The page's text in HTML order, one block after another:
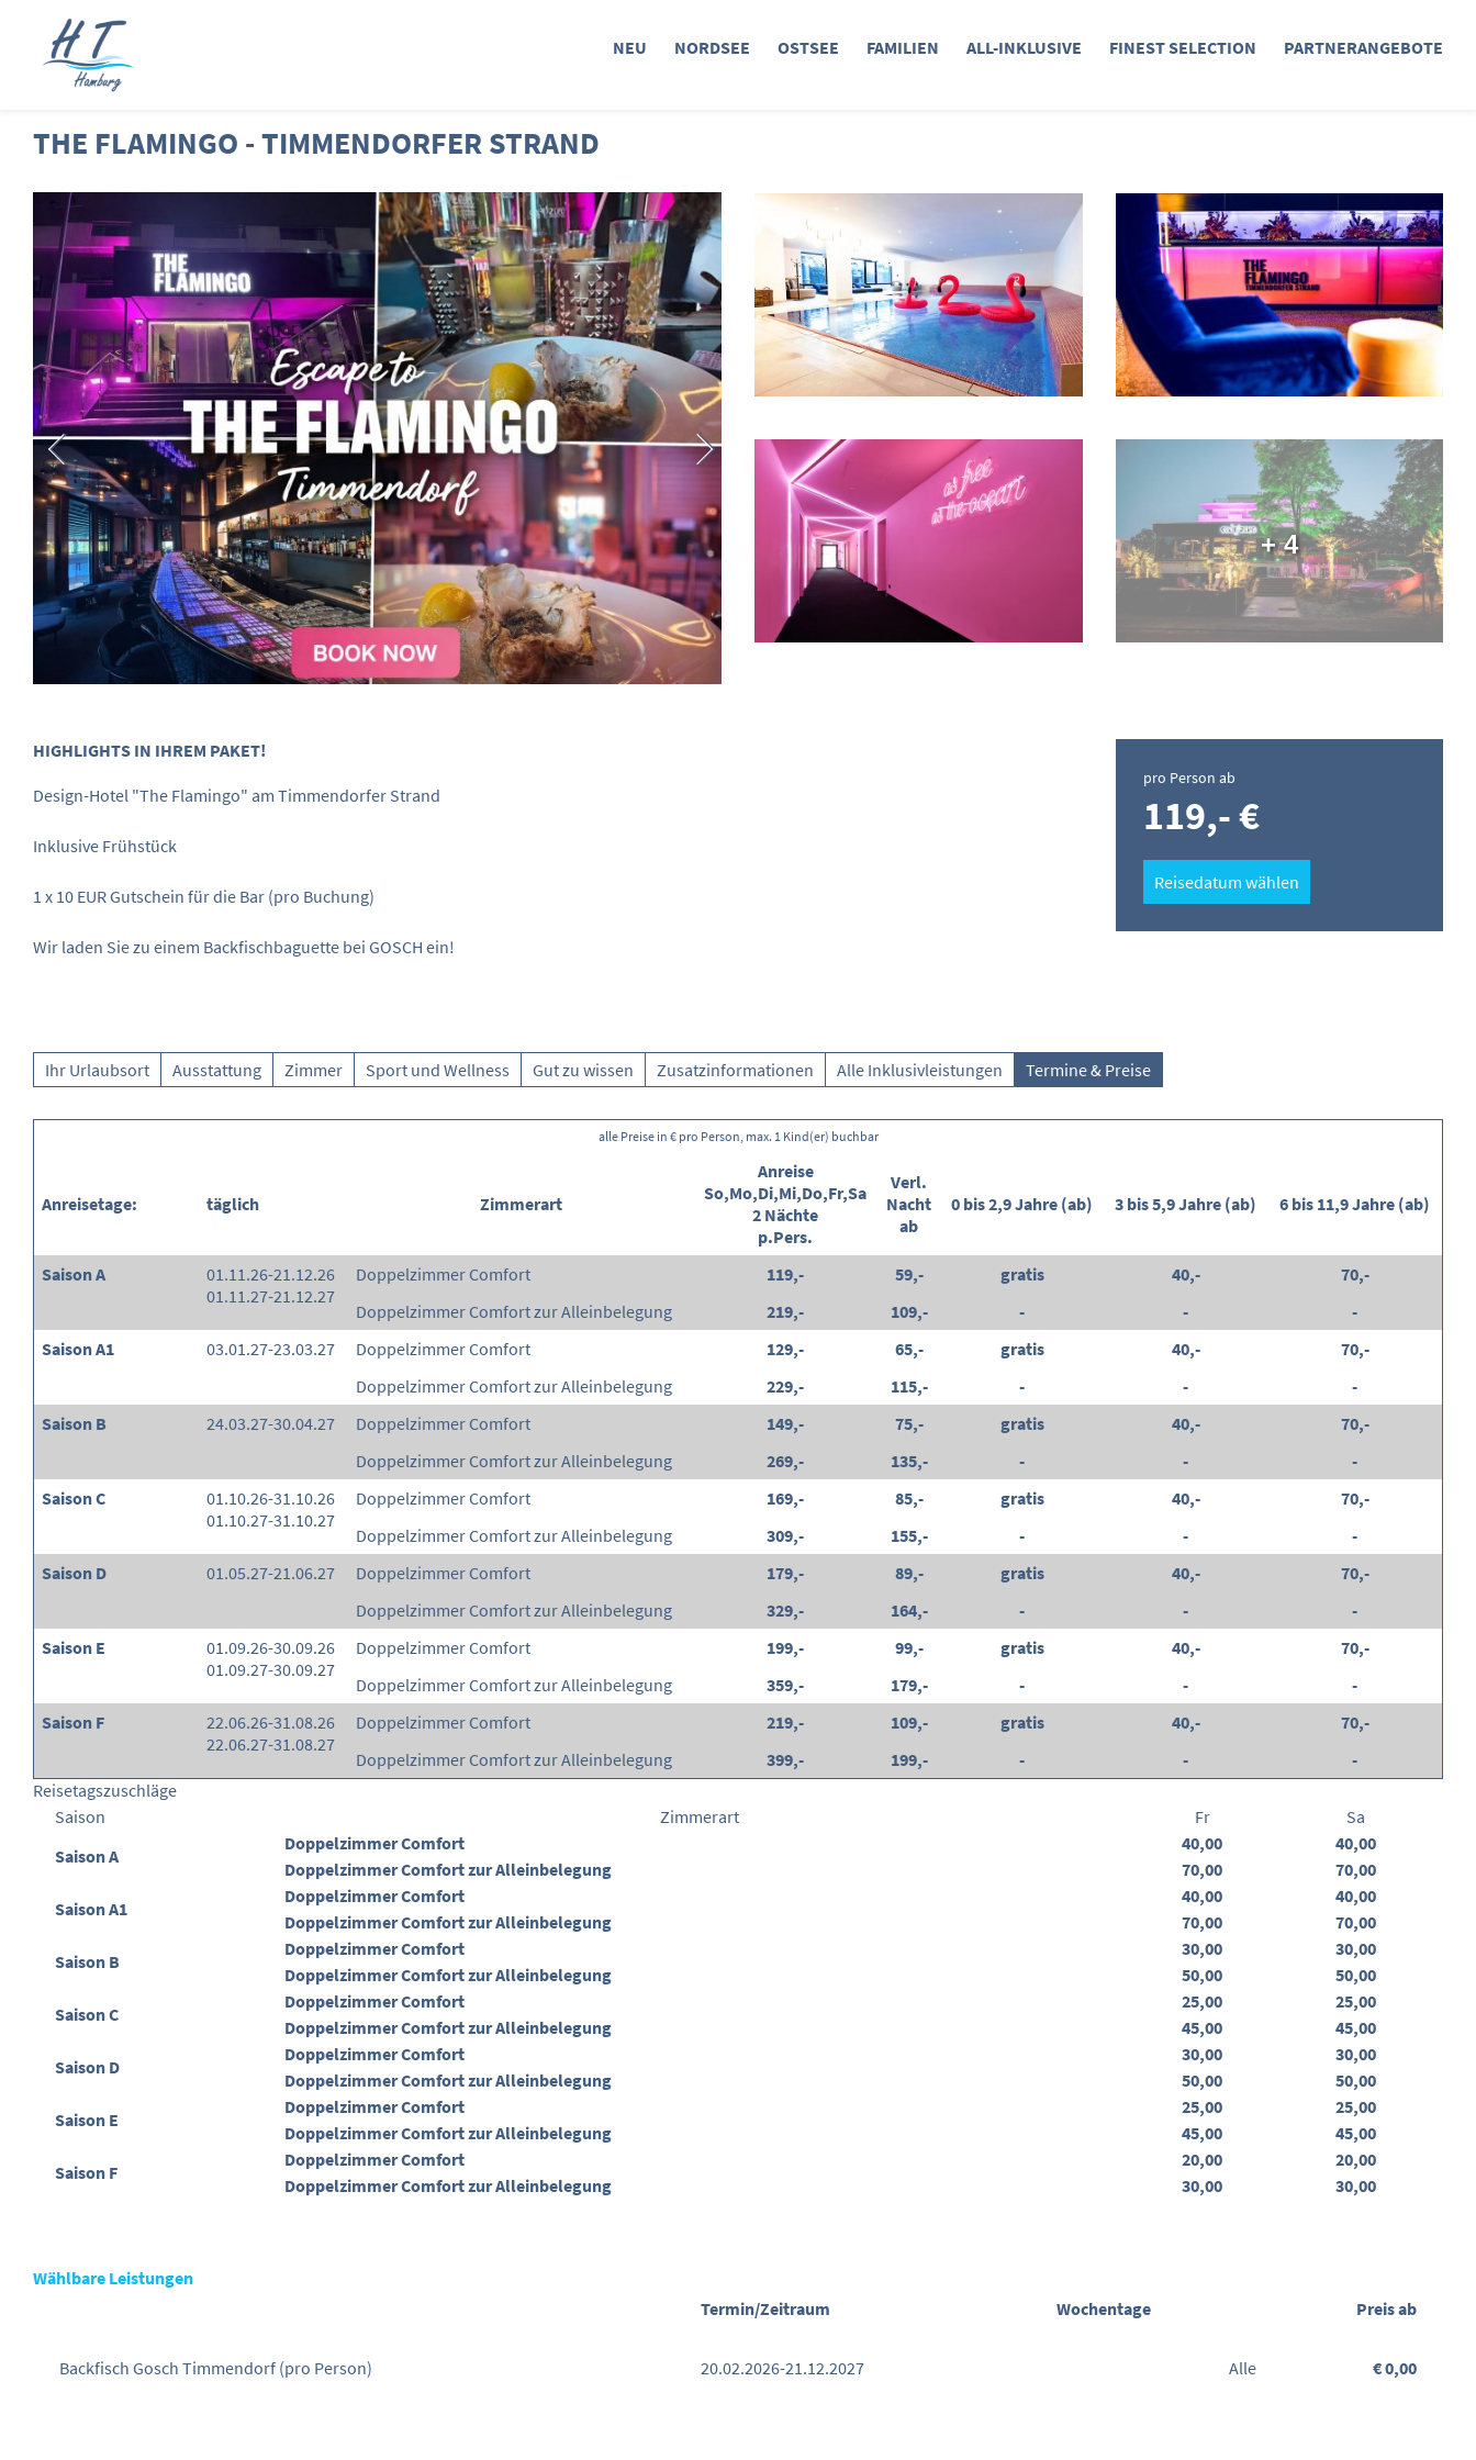
NEU NORDSEE OSTSEE FAMILIEN ALL-INKLUSIVE FINEST SELECTION PARTNERANGEBOTE
THE FLAMINGO - TIMMENDORFER STRAND
+ 4
HIGHLIGHTS IN IHREM PAKET!
Design-Hotel "The Flamingo" am Timmendorfer Strand
Inklusive Frühstück
1 x 10 EUR Gutschein für die Bar (pro Buchung)
Wir laden Sie zu einem Backfischbaguette bei GOSCH ein!
pro Person ab
119,- €
Reisedatum wählen
Ihr Urlaubsort Ausstattung Zimmer Sport und Wellness Gut zu wissen Zusatzinformationen Alle Inklusivleistungen Termine & Preise
alle Preise in € pro Person, max. 1 Kind(er) buchbar
Anreisetage: täglich Zimmerart
Anreise
So,Mo,Di,Mi,Do,Fr,Sa
2 Nächte
p.Pers.
Verl.
Nacht
ab
0 bis 2,9 Jahre (ab) 3 bis 5,9 Jahre (ab) 6 bis 11,9 Jahre (ab)
Saison A
01.11.26-21.12.26
01.11.27-21.12.27
Doppelzimmer Comfort 119,- 59,- gratis 40,-
70,-
Doppelzimmer Comfort zur Alleinbelegung
219,- 109,- - -
-
Saison A1
03.01.27-23.03.27 Doppelzimmer Comfort 129,- 65,- gratis 40,-
70,-
Doppelzimmer Comfort zur Alleinbelegung
229,- 115,- - -
-
Saison B
24.03.27-30.04.27 Doppelzimmer Comfort 149,- 75,- gratis 40,-
70,-
Doppelzimmer Comfort zur Alleinbelegung
269,- 135,- - -
-
Saison C
01.10.26-31.10.26
01.10.27-31.10.27
Doppelzimmer Comfort 169,- 85,- gratis 40,-
70,-
Doppelzimmer Comfort zur Alleinbelegung
309,- 155,- - -
-
Saison D
01.05.27-21.06.27 Doppelzimmer Comfort 179,- 89,- gratis 40,-
70,-
Doppelzimmer Comfort zur Alleinbelegung
329,- 164,- - -
-
Saison E
01.09.26-30.09.26
01.09.27-30.09.27
Doppelzimmer Comfort 199,- 99,- gratis 40,-
70,-
Doppelzimmer Comfort zur Alleinbelegung
359,- 179,- - -
-
Saison F
22.06.26-31.08.26
22.06.27-31.08.27
Doppelzimmer Comfort 219,- 109,- gratis 40,-
70,-
Doppelzimmer Comfort zur Alleinbelegung
399,- 199,- - -
-
Reisetagszuschläge
Saison
Zimmerart Fr
Sa
Saison A
Doppelzimmer Comfort 40,00
40,00
Doppelzimmer Comfort zur Alleinbelegung
70,00
70,00
Saison A1
Doppelzimmer Comfort 40,00
40,00
Doppelzimmer Comfort zur Alleinbelegung
70,00
70,00
Saison B
Doppelzimmer Comfort 30,00
30,00
Doppelzimmer Comfort zur Alleinbelegung
50,00
50,00
Saison C
Doppelzimmer Comfort 25,00
25,00
Doppelzimmer Comfort zur Alleinbelegung
45,00
45,00
Saison D
Doppelzimmer Comfort 30,00
30,00
Doppelzimmer Comfort zur Alleinbelegung
50,00
50,00
Saison E
Doppelzimmer Comfort 25,00
25,00
Doppelzimmer Comfort zur Alleinbelegung
45,00
45,00
Saison F
Doppelzimmer Comfort 20,00
20,00
Doppelzimmer Comfort zur Alleinbelegung
30,00 30,00
Wählbare Leistungen
Termin/Zeitraum
Wochentage Preis ab
Backfisch Gosch Timmendorf (pro Person) 20.02.2026-21.12.2027 Alle € 0,00